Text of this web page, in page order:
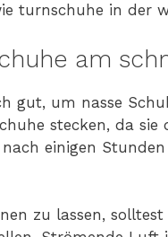
am
gut, um nasse
stecken, da sie
einigen
zu lassen,